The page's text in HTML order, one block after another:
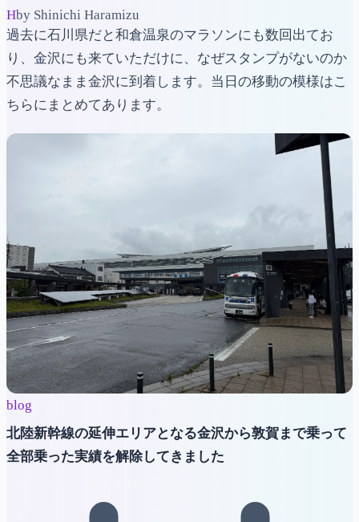
Hby Shinichi Haramizu
過去に石川県だと和倉温泉のマラソンにも数回出てお
り、金沢にも来ていただけに、なぜスタンプがないのか
不思議なまま金沢に到着します。当日の移動の模様はこ
ちらにまとめてあります。
blog
北陸新幹線の延伸エリアとなる金沢から敦賀まで乗って
全部乗った実績を解除してきました